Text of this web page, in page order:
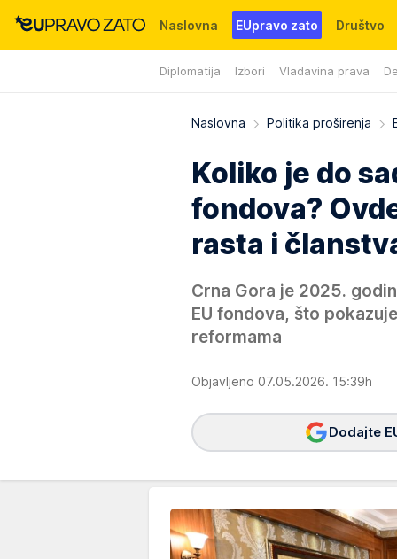
Naslovna EUpravo zato Društvo
Diplomatija Izbori Vladavina prava
Događaji News WMG fondacija
Naslovna Politika proširenja
Koliko je do
fondova?
rasta i
Crna Gora je 2025.
EU fondova, što
reformama
Objavljeno 07.05.2026. 15:39h
Dodajte